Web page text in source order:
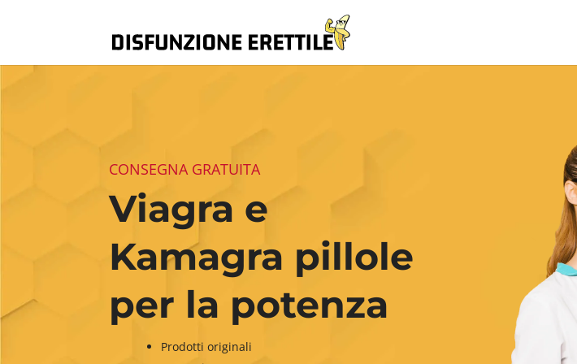
CONSEGNA GRATUITA
Viagra e
Kamagra pillole
per la potenza
Prodotti originali